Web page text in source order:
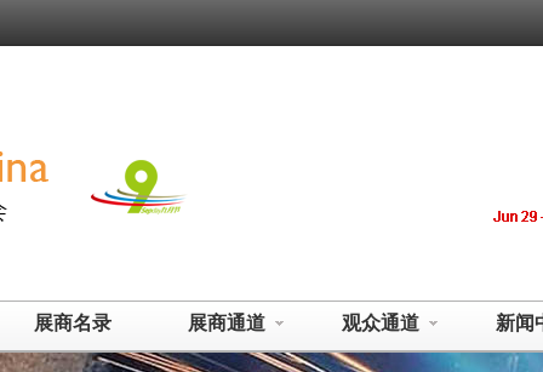
展商名录 展商通道 观众通道 新闻